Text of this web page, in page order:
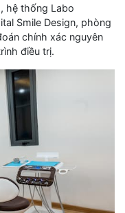
hệ thống Labo
Smile Design, phòng
chính xác nguyên
điều trị.